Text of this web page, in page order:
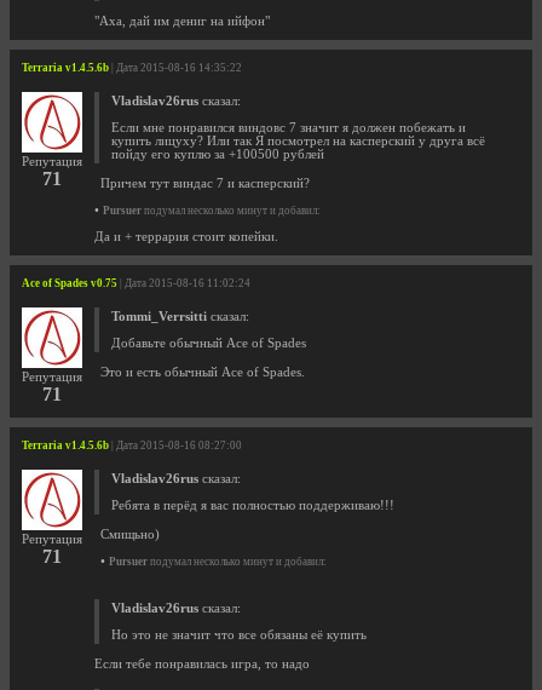
"Аха, дай им дениг на ийфон"
Terraria v1.4.5.6b | Дата 2015-08-16 14:35:22
Репутация
71
Vladislav26rus сказал:
Если мне понравился виндовс 7 значит я должен побежать и
купить лицуху? Или так Я посмотрел на касперский у друга всё
пойду его куплю за +100500 рублей
Причем тут виндас 7 и касперский?
• Pursuer подумал несколько минут и добавил:
Да и + террария стоит копейки.
Ace of Spades v0.75 | Дата 2015-08-16 11:02:24
Репутация
71
Tommi_Verrsitti сказал:
Добавьте обычный Ace of Spades
Это и есть обычный Ace of Spades.
Terraria v1.4.5.6b | Дата 2015-08-16 08:27:00
Репутация
71
Vladislav26rus сказал:
Ребята в перёд я вас полностью поддерживаю!!!
Смищьно)
• Pursuer подумал несколько минут и добавил:
Vladislav26rus сказал:
Но это не значит что все обязаны её купить
Если тебе понравилась игра, то надо